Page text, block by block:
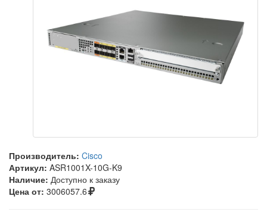
Производитель: Cisco
Артикул: ASR1001X-10G-K9
Наличие: Доступно к заказу
Цена от: 3006057.6